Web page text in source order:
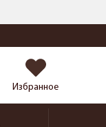
Избранное